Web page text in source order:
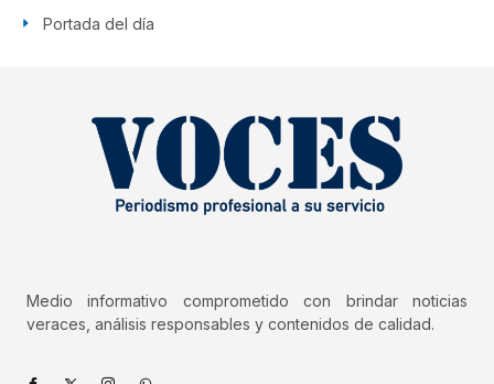
Portada del día
Medio informativo comprometido con brindar noticias
veraces, análisis responsables y contenidos de calidad.